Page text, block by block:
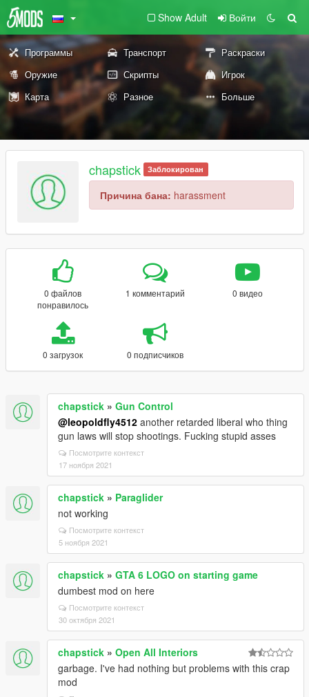
Show Adult Войти
Программы Транспорт
Раскраски
Оружие
Скрипты
Игрок
Карта
Разное Больше
chapstick Заблокирован
Причина бана: harassment
0 файлов
понравилось
1 комментарий 0 видео
0 загрузок 0 подписчиков
chapstick » Gun Control
@leopoldfly4512 another retarded liberal who thing
gun laws will stop shootings. Fucking stupid asses
Посмотрите контекст
17 ноября 2021
chapstick » Paraglider
not working
Посмотрите контекст
5 ноября 2021
chapstick » GTA 6 LOGO on starting game
dumbest mod on here
Посмотрите контекст
30 октября 2021
chapstick » Open All Interiors
garbage. I've had nothing but problems with this crap
mod